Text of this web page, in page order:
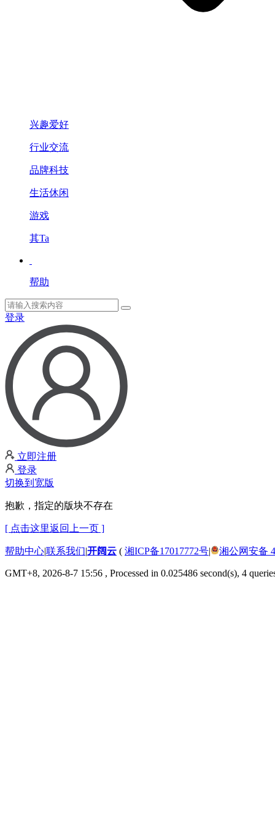
兴趣爱好
行业交流
品牌科技
生活休闲
游戏
其Ta
帮助
登录
立即注册
登录
切换到宽版
抱歉，指定的版块不存在
[ 点击这里返回上一页 ]
帮助中心|联系我们|开阔云 ( 湘ICP备17017772号| 湘公网安备
GMT+8, 2026-8-7 15:56 , Processed in 0.025486 second(s), 4